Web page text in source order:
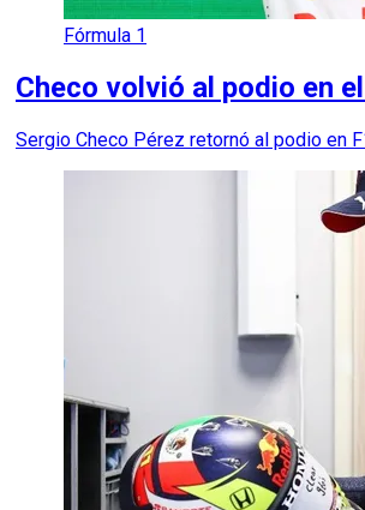
Fórmula 1
Checo volvió al podio en
Sergio Checo Pérez retornó al podio en